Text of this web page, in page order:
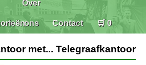
Over
ons Contact 🛒 0
met... Telegraafkantoor